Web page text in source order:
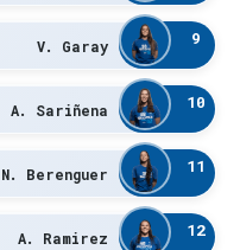
V. Garay 9
A. Sariñena 10
N. Berenguer 11
A. Ramirez 12